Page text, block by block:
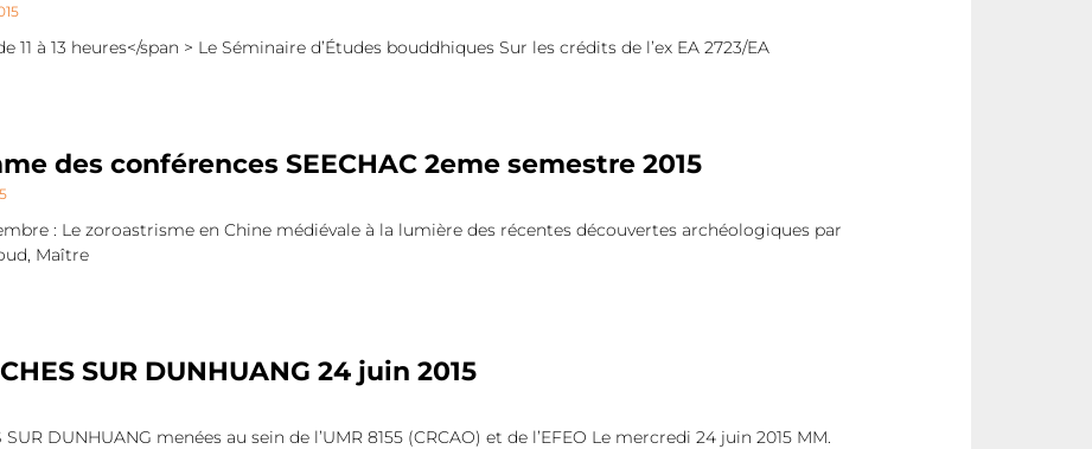
11 à 13 heures</span > Le Séminaire d’Études bouddhiques Sur les crédits de l’ex EA 2723/EA
des conférences SEECHAC 2eme semestre 2015
: Le zoroastrisme en Chine médiévale à la lumière des récentes découvertes archéologiques par
Maître
SUR DUNHUANG 24 juin 2015
SUR DUNHUANG menées au sein de l’UMR 8155 (CRCAO) et de l’EFEO Le mercredi 24 juin 2015 MM.